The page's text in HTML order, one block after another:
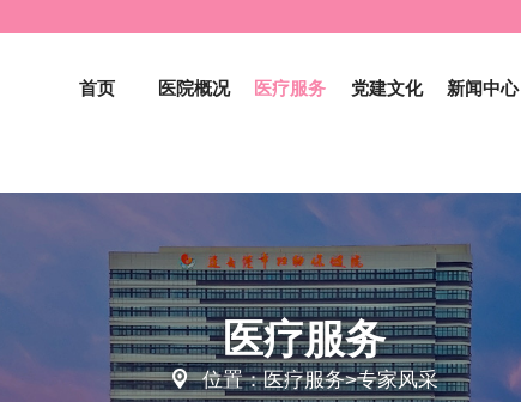
首页 医院概况 医疗服务 党建文化 新闻中心
医疗服务
 位置：医疗服务>专家风采